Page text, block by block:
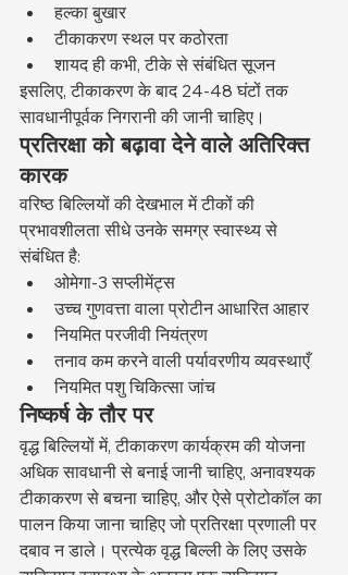
हल्का बुखार
टीकाकरण स्थल पर कठोरता
शायद ही कभी, टीके से संबंधित सूजन
इसलिए, टीकाकरण के बाद 24-48 घंटों तक
सावधानीपूर्वक निगरानी की जानी चाहिए।
प्रतिरक्षा को बढ़ावा देने वाले अतिरिक्त
कारक
वरिष्ठ बिल्लियों की देखभाल में टीकों की
प्रभावशीलता सीधे उनके समग्र स्वास्थ्य से
संबंधित है:
ओमेगा-3 सप्लीमेंट्स
उच्च गुणवत्ता वाला प्रोटीन आधारित आहार
नियमित परजीवी नियंत्रण
तनाव कम करने वाली पर्यावरणीय व्यवस्थाएँ
नियमित पशु चिकित्सा जांच
निष्कर्ष के तौर पर
वृद्ध बिल्लियों में, टीकाकरण कार्यक्रम की योजना
अधिक सावधानी से बनाई जानी चाहिए, अनावश्यक
टीकाकरण से बचना चाहिए, और ऐसे प्रोटोकॉल का
पालन किया जाना चाहिए जो प्रतिरक्षा प्रणाली पर
दबाव न डाले। प्रत्येक वृद्ध बिल्ली के लिए उसके